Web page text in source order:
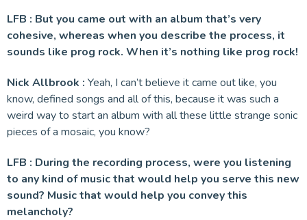
LFB : But you came out with an album that’s very
cohesive, whereas when you describe the process, it
sounds like prog rock. When it’s nothing like prog rock!
Nick Allbrook : Yeah, I can’t believe it came out like, you
know, defined songs and all of this, because it was such a
weird way to start an album with all these little strange sonic
pieces of a mosaic, you know?
LFB : During the recording process, were you listening
to any kind of music that would help you serve this new
sound? Music that would help you convey this
melancholy?